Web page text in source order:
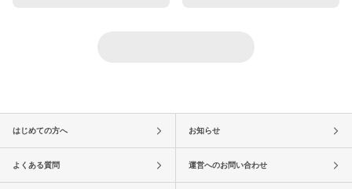
はじめての方へ お知らせ
よくある質問 運営へのお問い合わせ